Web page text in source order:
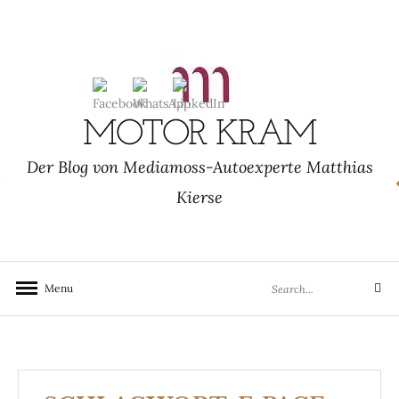
MOTOR KRAM
Der Blog von Mediamoss-Autoexperte Matthias
Kierse
Menu
for:
Search